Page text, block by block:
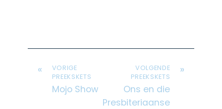
«
VORIGE
PREEKSKETS
Mojo Show
»
VOLGENDE
PREEKSKETS
Ons en die
Presbiteriaanse